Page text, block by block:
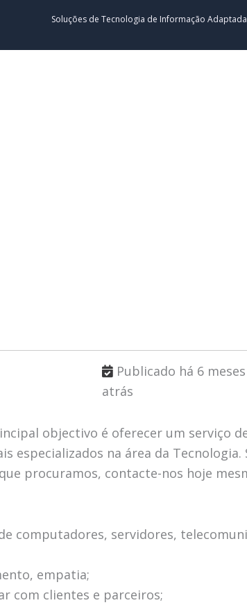
Soluções de Tecnologia de Informação
Publicado há 6 meses
atrás
objectivo é oferecer um serviço
especializados na área da
procuramos, contacte-nos hoje
computadores, servidores,
empatia;
com clientes e parceiros;